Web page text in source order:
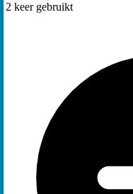
2 keer gebruikt